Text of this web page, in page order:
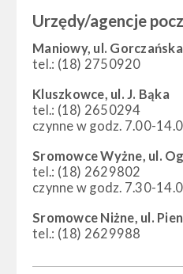
Urzędy/agencje
Maniowy, ul.
tel.: (18) 2750920
Kluszkowce, ul. J. Bąka
tel.: (18) 2650294
czynne w godz. 7.00-
Sromowce Wyżne, ul.
tel.: (18) 2629802
czynne w godz. 7.30-
Sromowce Niżne, ul.
tel.: (18) 2629988